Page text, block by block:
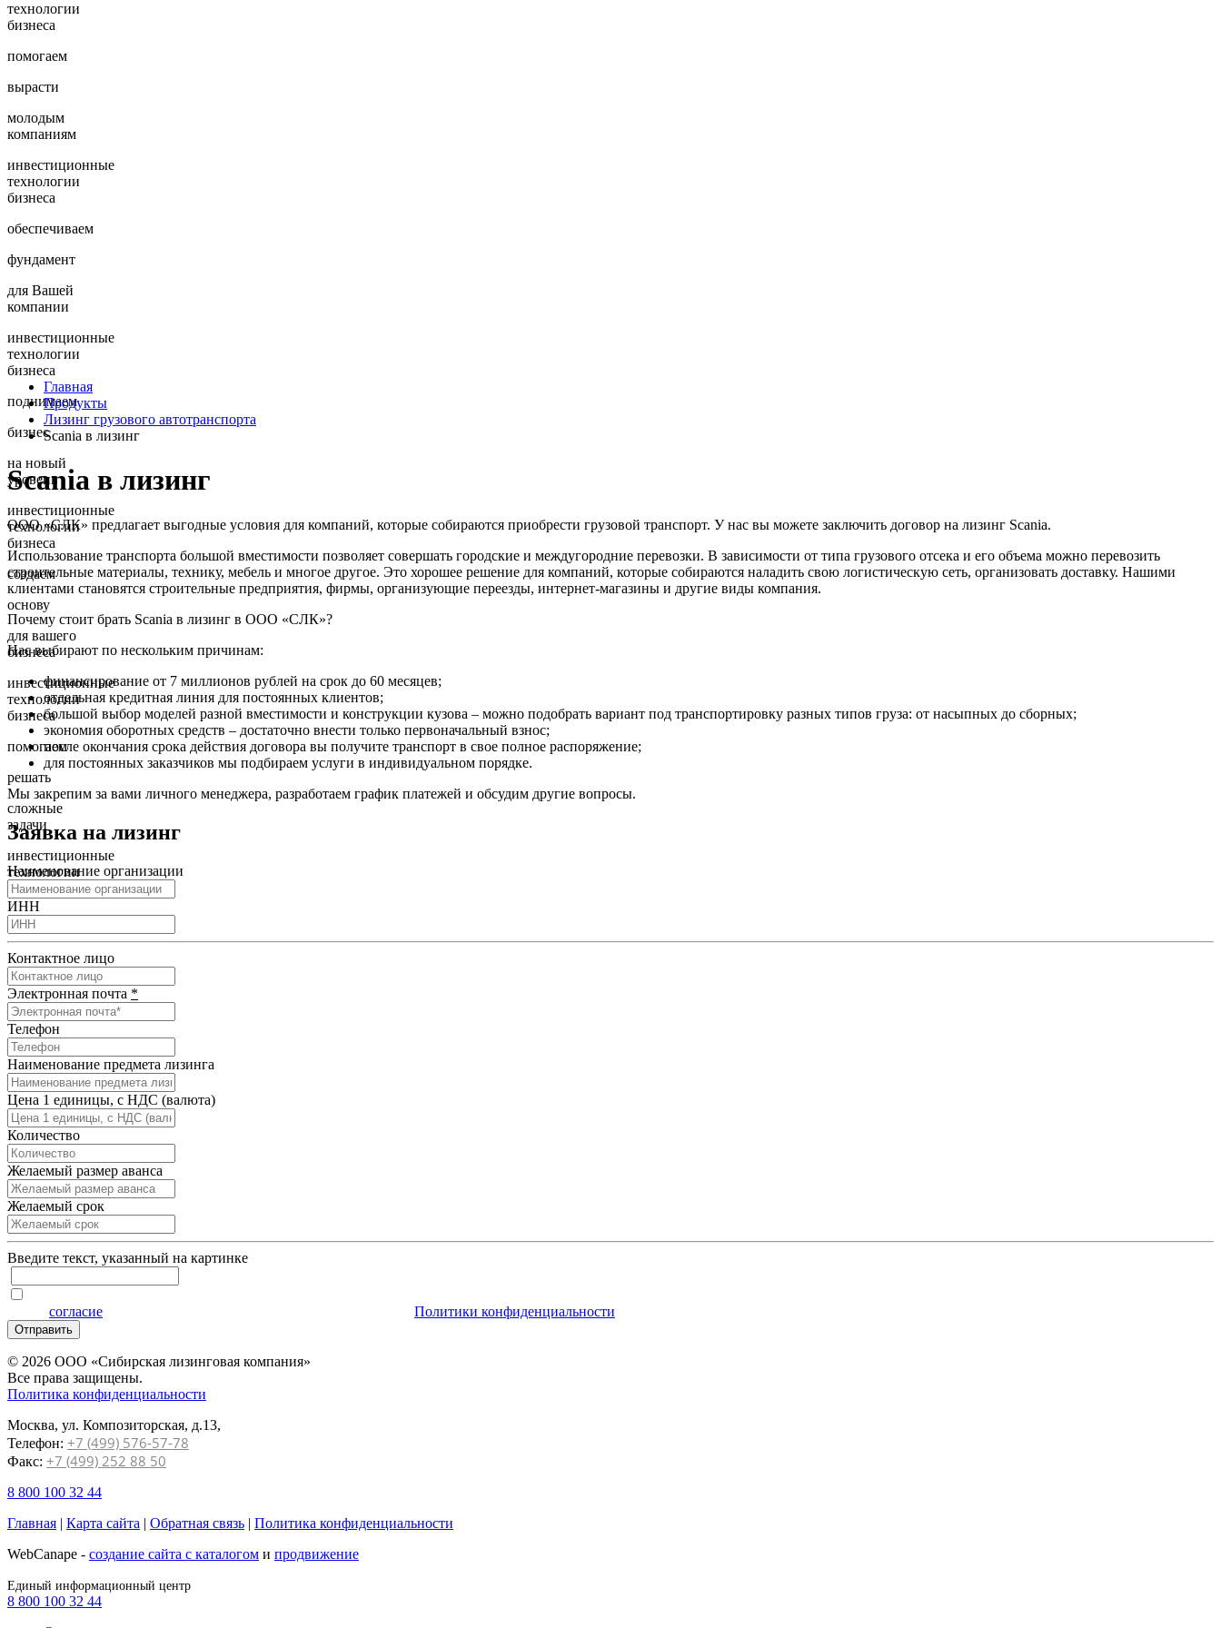
технологии
бизнеса
помогаем
вырасти
молодым
компаниям
инвестиционные
технологии
бизнеса
обеспечиваем
фундамент
для Вашей
компании
инвестиционные
технологии
бизнеса
поднимаем
бизнес
на новый
уровень
инвестиционные
технологии
бизнеса
создаем
основу
для вашего
бизнеса
инвестиционные
технологии
бизнеса
помогаем
решать
сложные
задачи
инвестиционные
технологии
бизнеса
Главная
Продукты
Лизинг грузового автотранспорта
Scania в лизинг
Scania в лизинг
ООО «СЛК» предлагает выгодные условия для компаний, которые собираются приобрести грузовой транспорт. У нас вы можете заключить договор на лизинг Scania.
Использование транспорта большой вместимости позволяет совершать городские и междугородние перевозки. В зависимости от типа грузового отсека и его объема можно перевозить
строительные материалы, технику, мебель и многое другое. Это хорошее решение для компаний, которые собираются наладить свою логистическую сеть, организовать доставку. Нашими
клиентами становятся строительные предприятия, фирмы, организующие переезды, интернет-магазины и другие виды компания.
Почему стоит брать Scania в лизинг в ООО «СЛК»?
Нас выбирают по нескольким причинам:
финансирование от 7 миллионов рублей на срок до 60 месяцев;
отдельная кредитная линия для постоянных клиентов;
большой выбор моделей разной вместимости и конструкции кузова – можно подобрать вариант под транспортировку разных типов груза: от насыпных до сборных;
экономия оборотных средств – достаточно внести только первоначальный взнос;
после окончания срока действия договора вы получите транспорт в свое полное распоряжение;
для постоянных заказчиков мы подбираем услуги в индивидуальном порядке.
Мы закрепим за вами личного менеджера, разработаем график платежей и обсудим другие вопросы.
Заявка на лизинг
Наименование организации
ИНН
Контактное лицо
Электронная почта *
Телефон
Наименование предмета лизинга
Цена 1 единицы, с НДС (валюта)
Количество
Желаемый размер аванса
Желаемый срок
Введите текcт, указанный на картинке
согласие Политики конфиденциальности
Отправить
© 2026 ООО «Сибирская лизинговая компания»
Все права защищены.
Политика конфиденциальности
Москва, ул. Композиторская, д.13,
Телефон: +7 (499) 576-57-78
Факс: +7 (499) 252 88 50
8 800 100 32 44
Главная | Карта сайта | Обратная связь | Политика конфиденциальности
WebCanape - создание сайта с каталогом и продвижение
Единый информационный центр
8 800 100 32 44